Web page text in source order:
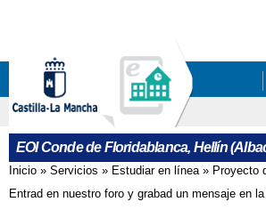
EOI Conde de Floridablanca, Hellín
Se encuentra usted
Inicio » Servicios » Estudiar en línea» Proyecto
Entrad en nuestro foro y grabad un mensaje en